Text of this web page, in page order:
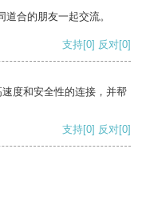
合的朋友一起交流。
支持[0] 反对[0]
度和安全性的连接，并帮
支持[0] 反对[0]